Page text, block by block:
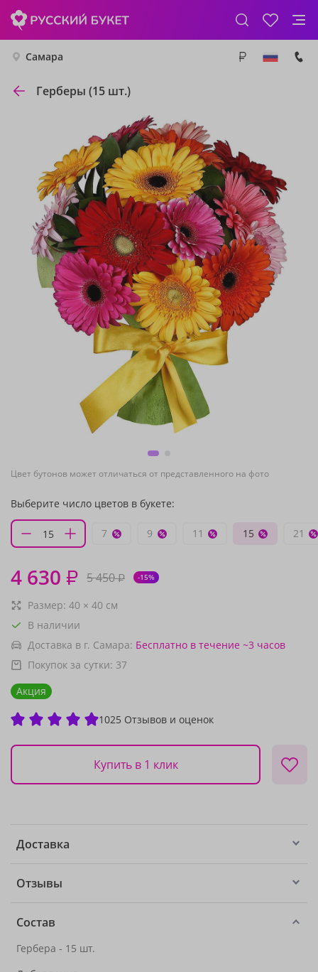
Самара
Герберы (15 шт.)
Цвет бутонов может отличаться от представленного на фото
Выберите число цветов в букете:
7 9 11 15 21
4 630 ₽ 5 450₽ -15%
Размер: 40 × 40 см
В наличии
Доставка в г. Самара: Бесплатно в течение ~3 часов
Покупок за сутки: 37
Акция
1025 Отзывов и оценок
Купить в 1 клик
Доставка
Отзывы
Состав
Гербера - 15 шт.